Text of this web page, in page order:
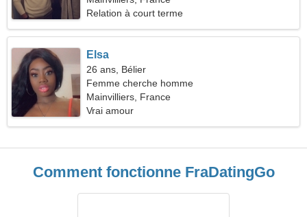
Relation à court terme
Elsa
26 ans, Bélier
Femme cherche homme
Mainvilliers, France
Vrai amour
Comment fonctionne FraDatingGo